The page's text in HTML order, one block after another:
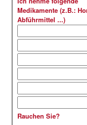
Medikamente (z.B.:
Abführmittel ...)
Rauchen Sie?